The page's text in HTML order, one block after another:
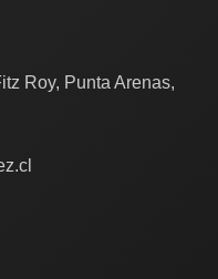
Roy, Punta Arenas,